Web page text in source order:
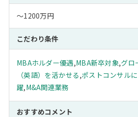
～1200万円
こだわり条件
MBAホルダー優遇,MBA新卒対象,グロ
（英語）を活かせる ,ポストコンサル
躍,M&A関連業務
おすすめコメント